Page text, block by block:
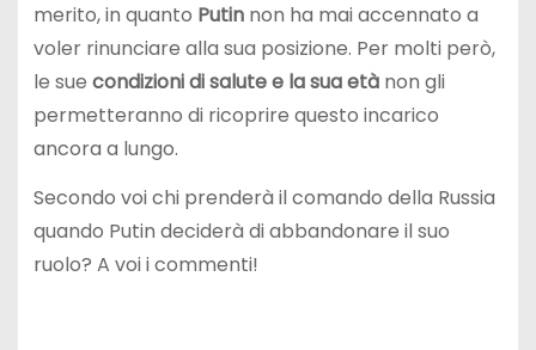
merito, in quanto Putinnon ha mai accennato a
voler rinunciare alla sua posizione. Per molti però,
le sue condizioni di salute e la sua etànon gli
permetteranno di ricoprire questo incarico
ancora a lungo.
Secondo voi chi prenderà il comando della Russia
quando Putin deciderà di abbandonare il suo
ruolo? A voi i commenti!